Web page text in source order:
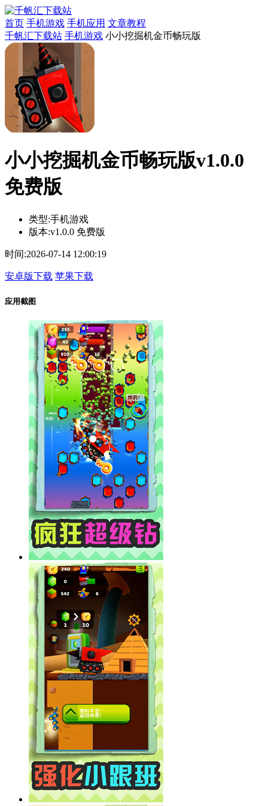
首页 手机游戏 手机应用 文章教程
千帆汇下载站 手机游戏 小小挖掘机金币畅玩版
小小挖掘机金币畅玩版v1.0.0
免费版
类型:手机游戏
版本:v1.0.0 免费版
时间:2026-07-14 12:00:19
安卓版下载 苹果下载
应用截图